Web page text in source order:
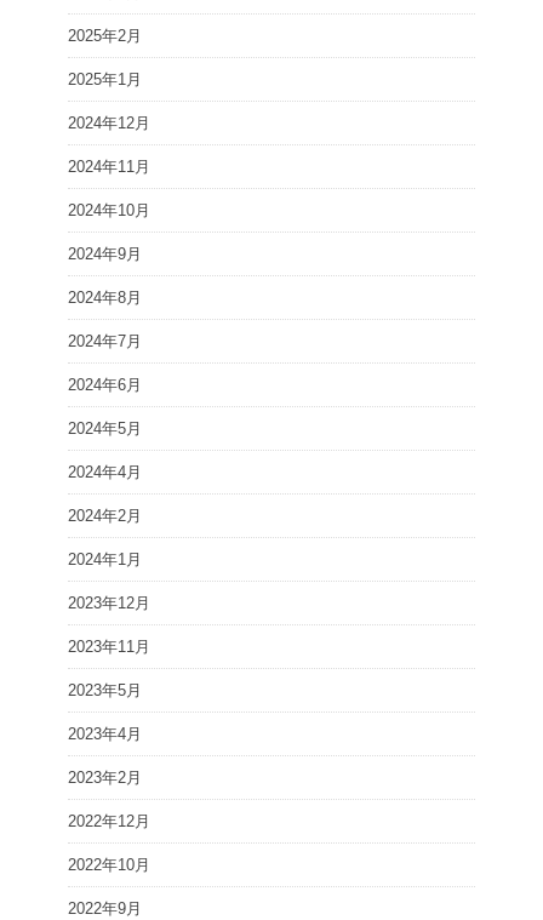
2025年2月
2025年1月
2024年12月
2024年11月
2024年10月
2024年9月
2024年8月
2024年7月
2024年6月
2024年5月
2024年4月
2024年2月
2024年1月
2023年12月
2023年11月
2023年5月
2023年4月
2023年2月
2022年12月
2022年10月
2022年9月